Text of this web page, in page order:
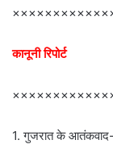
कानूनी रिपोर्ट
1. गुजरात के आतंकवाद-